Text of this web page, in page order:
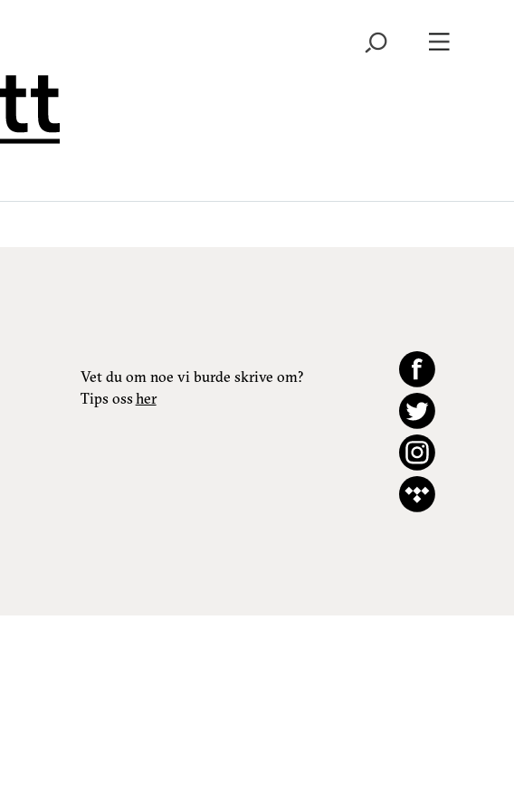
Vet du om noe vi burde skrive om?
Tips ossher